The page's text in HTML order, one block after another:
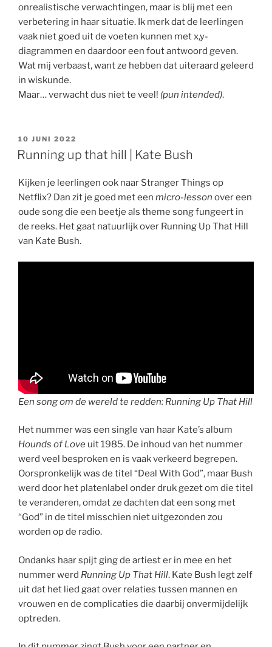
onrealistische verwachtingen, maar is blij met een
verbetering in haar situatie. Ik merk dat de leerlingen
vaak niet goed uit de voeten kunnen met x,y-
diagrammen en daardoor een fout antwoord geven.
Wat mij verbaast, want ze hebben dat uiteraard geleerd
in wiskunde.
Maar… verwacht dus niet te veel! (pun intended).
GEPLAATST
OP
10 JUNI 2022
Running up that hill | Kate Bush
Kijken je leerlingen ook naar Stranger Things op
Netflix? Dan zit je goed met een micro-lesson over een
oude song die een beetje als theme song fungeert in
de reeks. Het gaat natuurlijk over Running Up That Hill
van Kate Bush.
Een song om de wereld te redden: Running Up That Hill
Het nummer was een single van haar Kate’s album
Hounds of Love uit 1985. De inhoud van het nummer
werd veel besproken en is vaak verkeerd begrepen.
Oorspronkelijk was de titel “Deal With God”, maar Bush
werd door het platenlabel onder druk gezet om die titel
te veranderen, omdat ze dachten dat een song met
“God” in de titel misschien niet uitgezonden zou
worden op de radio.
Ondanks haar spijt ging de artiest er in mee en het
nummer werd Running Up That Hill. Kate Bush legt zelf
uit dat het lied gaat over relaties tussen mannen en
vrouwen en de complicaties die daarbij onvermijdelijk
optreden.